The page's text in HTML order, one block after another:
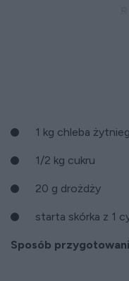
1 kg chleba
1/2 kg cukru
20 g drożdży
starta skórka z 1
Sposób